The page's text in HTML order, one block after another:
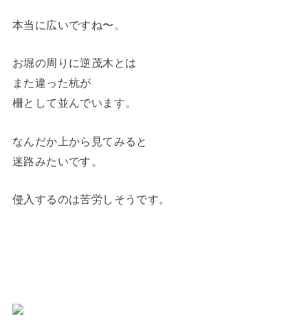
本当に広いですね〜。
お堀の周りに逆茂木とは
また違った杭が
柵として並んでいます。
なんだか上から見てみると
迷路みたいです。
侵入するのは苦労しそうです。